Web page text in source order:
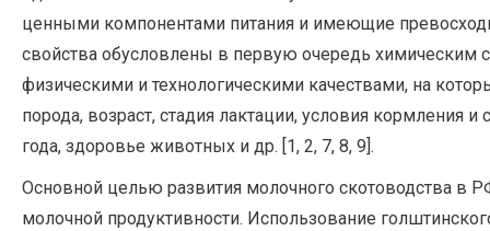
ценными компонентами питания и имеющие
свойства обусловлены в первую очередь химическим
физическими и технологическими качествами, на
порода, возраст, стадия лактации, условия кормления
года, здоровье животных и др. [1, 2, 7, 8, 9].
Основной целью развития молочного скотоводства в
молочной продуктивности. Использование